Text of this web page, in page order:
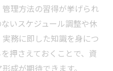
理方法の習得が挙げられ
いスケジュール調整や休
務に即した知識を身につ
押さえておくことで、資
成が期待できます。